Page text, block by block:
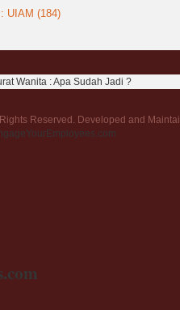
UIAM (184)
Wanita : Apa Sudah Jadi ?
Reserved. Developed and
.com